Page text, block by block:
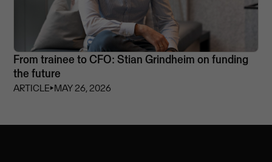
From trainee to CFO: Stian Grindheim on funding
the future
ARTICLE⏵MAY 26, 2026